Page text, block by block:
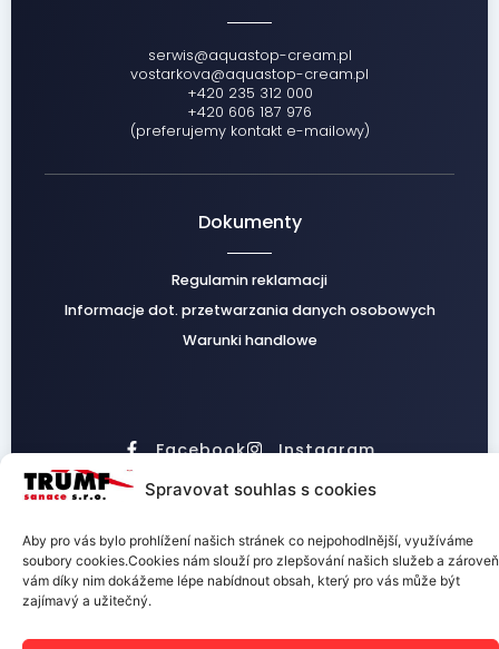
Spravovat souhlas s cookies
Aby pro vás bylo prohlížení našich stránek co nejpohodlnější, využíváme
soubory cookies.Cookies nám slouží pro zlepšování našich služeb a zároveň
vám díky nim dokážeme lépe nabídnout obsah, který pro vás může být
zajímavý a užitečný.
serwis@aquastop-cream.pl
vostarkova@aquastop-cream.pl
+420 235 312 000
+420 606 187 976
(preferujemy kontakt e-mailowy)
Dokumenty
Regulamin reklamacji
Informacje dot. przetwarzania danych osobowych
Warunki handlowe
Facebook Instagram
TRUMF sanace s.r.o.